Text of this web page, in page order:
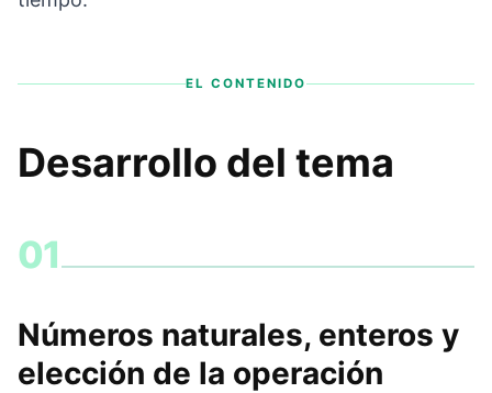
EL CONTENIDO
Desarrollo del tema
01
Números naturales, enteros y
elección de la operación